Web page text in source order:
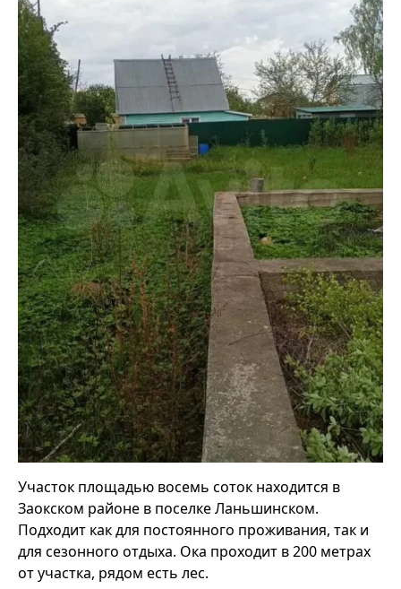
Участок площадью восемь соток находится в
Заокском районе в поселке Ланьшинском.
Подходит как для постоянного проживания, так и
для сезонного отдыха. Ока проходит в 200 метрах
от участка, рядом есть лес.